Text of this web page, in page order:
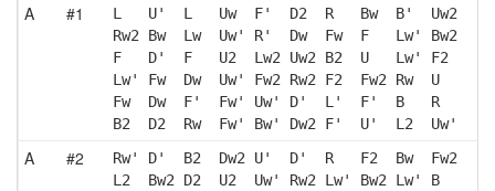
A
#1
L   U'  L   Uw  F'  D2  R   Bw  B'  Uw2
Rw2 Bw  Lw  Uw' R'  Dw  Fw  F   Lw' Bw2
F   D'  F   U2  Lw2 Uw2 B2  U   Lw' F2
Lw' Fw  Dw  Uw' Fw2 Rw2 F2  Fw2 Rw  U
Fw  Dw  F'  Fw' Uw' D'  L'  F'  B   R
B2  D2  Rw  Fw' Bw' Dw2 F'  U'  L2  Uw'
A #2
Rw' D'  B2  Dw2 U'  D'  R   F2  Bw  Fw2
L2  Bw2 D2  U2  Uw' Rw2 Lw' Bw2 Lw' B